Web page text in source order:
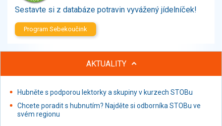
Sladkosti, slané výrobky
Ochucovadla, přísady, sladidla
Proteinové výrobky, doplňky stravy
Nápoje alkoholické
Restaurace, jídelny, hotová jídla
Fastfood
Sestavte si z databáze potravin vyvážený jídelníček!
Program Sebekoučink
AKTUALITY
Hubněte s podporou lektorky a skupiny v kurzech STOBu
Chcete poradit s hubnutím? Najděte si odborníka STOBu ve
svém regionu